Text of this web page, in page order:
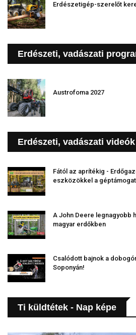
Erdészetigép-szerelőt
Erdészeti, vadászati
Austrofoma 2027
Erdészeti, vadászati videók
Fától az aprítékig -
eszközökkel a
A John Deere legnagyobb
magyar erdőkben
Csalódott bajnok a
Soponyán!
Ti küldtétek - Nap képe